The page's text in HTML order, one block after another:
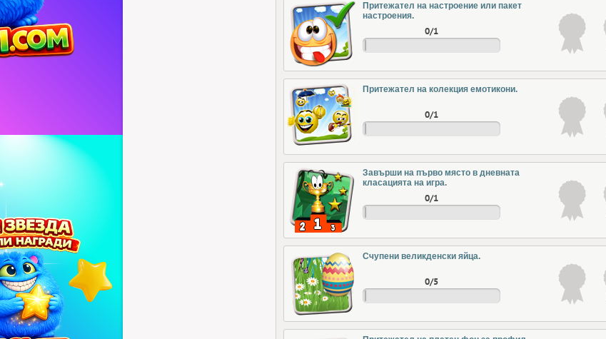
Притежател на настроение или пакет
настроения.
0/1
Притежател на колекция емотикони.
0/1
Завърши на първо място в дневната
класацията на игра.
0/1
Счупени великденски яйца.
0/5